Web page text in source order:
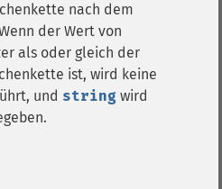
nach dem
der Wert von
als oder gleich der
ist, wird keine
und string wird